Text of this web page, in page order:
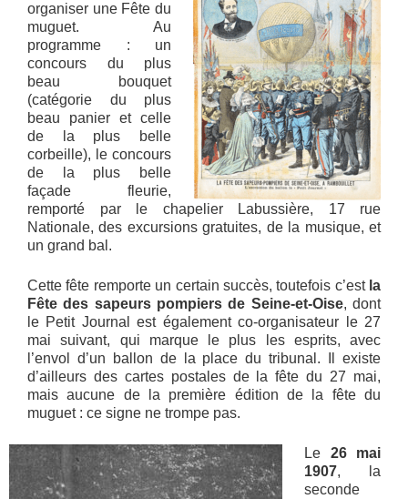
organiser une Fête du
muguet. Au
programme : un
concours du plus
beau bouquet
(catégorie du plus
beau panier et celle
de la plus belle
corbeille), le concours
de la plus belle
façade fleurie,
remporté par le chapelier Labussière, 17 rue
Nationale, des excursions gratuites, de la musique, et
un grand bal.
Cette fête remporte un certain succès, toutefois c’est la
Fête des sapeurs pompiers de Seine-et-Oise, dont
le Petit Journal est également co-organisateur le 27
mai suivant, qui marque le plus les esprits, avec
l’envol d’un ballon de la place du tribunal. Il existe
d’ailleurs des cartes postales de la fête du 27 mai,
mais aucune de la première édition de la fête du
muguet : ce signe ne trompe pas.
Le 26 mai
1907, la
seconde